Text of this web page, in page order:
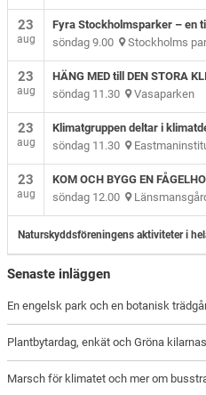
23
aug
Fyra Stockholmsparker – en
söndag 9.00 Stockholms
23
aug
HÄNG MED till DEN STORA
söndag 11.30 Vasaparken
23
aug
Klimatgruppen deltar i
söndag 11.30
23
aug
KOM OCH BYGG EN
söndag 12.00
Naturskyddsföreningens aktiviteter i
Senaste inläggen
En engelsk park och en botanisk
Plantbytardag, enkät och Gröna
Marsch för klimatet och mer om